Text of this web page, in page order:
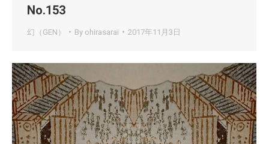
No.153
幻（GEN） By ohirasarai 2017年11月3日